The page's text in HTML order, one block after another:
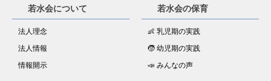
若水会について
法人理念
法人情報
情報開示
若水会の保育
👶 乳児期の実践
🧒 幼児期の実践
📣 みんなの声